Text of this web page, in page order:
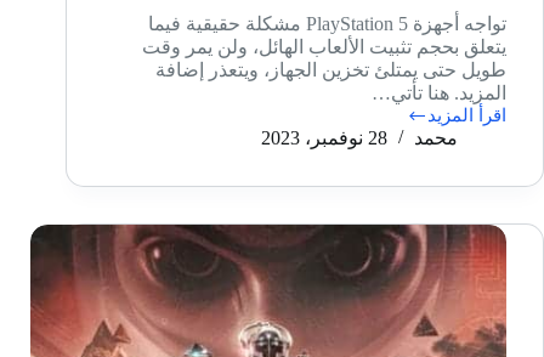
تواجه أجهزة PlayStation 5 مشكلة حقيقية فيما
يتعلق بحجم تثبيت الألعاب الهائل، ولن يمر وقت
طويل حتى يمتلئ تخزين الجهاز، ويتعذر إضافة
المزيد. هنا تأتي…
اقرأ المزيد
دليل
وحدة
لترقية
جهاز
PlayStation
5
محمد 28 نوفمبر، 2023